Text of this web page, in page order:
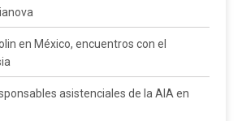
en México, encuentros con el
asistenciales de la AIA en